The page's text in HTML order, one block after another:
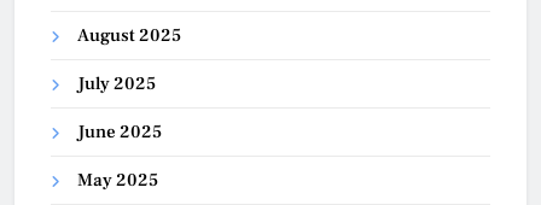
August 2025
July 2025
June 2025
May 2025